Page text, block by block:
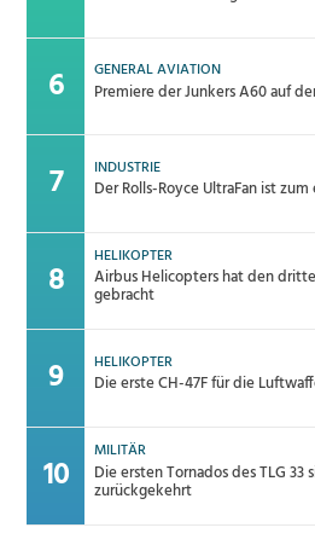
GENERAL AVIATION
Premiere der Junkers A60 auf
INDUSTRIE
Der Rolls-Royce UltraFan ist
HELIKOPTER
Airbus Helicopters hat den
gebracht
HELIKOPTER
Die erste CH-47F für die
MILITÄR
Die ersten Tornados des TLG 33
zurückgekehrt